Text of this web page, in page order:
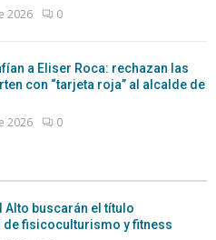
2026 0
a Eliser Roca: rechazan las
con “tarjeta roja” al alcalde de
2026 0
Alto buscarán el título
de fisicoculturismo y fitness